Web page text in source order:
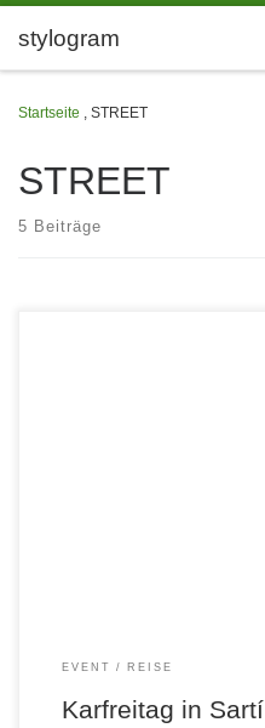
Zum Inhalt springen
stylogram
Startseite , STREET
STREET
5 Beiträge
EVENT REISE
Karfreitag in Sartí